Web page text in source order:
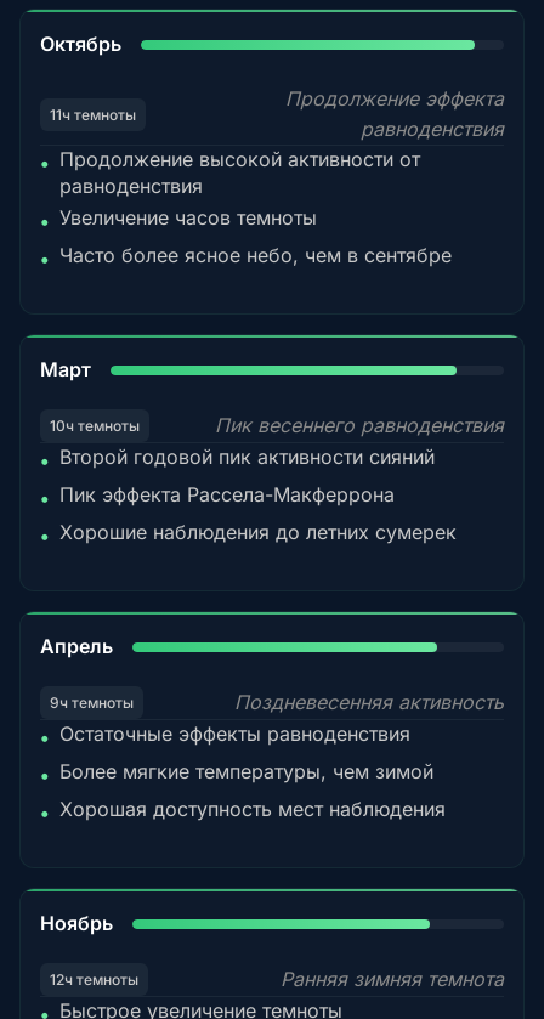
Октябрь
11ч темноты
Продолжение эффекта
равноденствия
• Продолжение высокой активности от
равноденствия
• Увеличение часов темноты
• Часто более ясное небо, чем в сентябре
Март
10ч темноты
Пик весеннего равноденствия
• Второй годовой пик активности сияний
• Пик эффекта Рассела-Макферрона
• Хорошие наблюдения до летних сумерек
Апрель
9ч темноты
Поздневесенняя активность
• Остаточные эффекты равноденствия
• Более мягкие температуры, чем зимой
• Хорошая доступность мест наблюдения
Ноябрь
12ч темноты
Ранняя зимняя темнота
• Быстрое увеличение темноты